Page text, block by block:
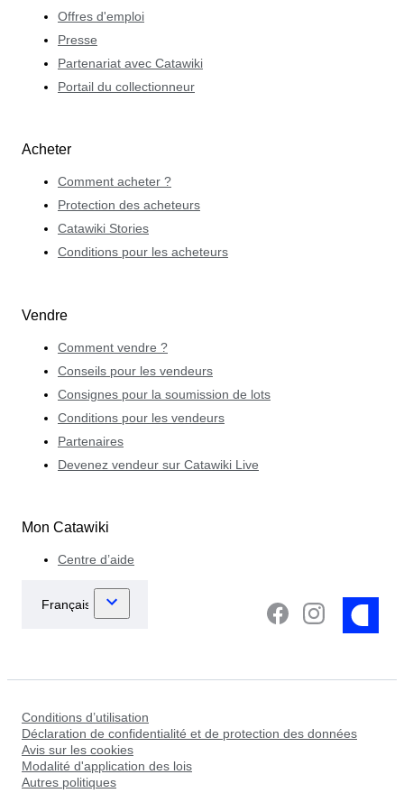
Offres d'emploi
Presse
Partenariat avec Catawiki
Portail du collectionneur
Acheter
Comment acheter ?
Protection des acheteurs
Catawiki Stories
Conditions pour les acheteurs
Vendre
Comment vendre ?
Conseils pour les vendeurs
Consignes pour la soumission de lots
Conditions pour les vendeurs
Partenaires
Devenez vendeur sur Catawiki Live
Mon Catawiki
Centre d’aide
Conditions d’utilisation
Déclaration de confidentialité et de protection des données
Avis sur les cookies
Modalité d'application des lois
Autres politiques